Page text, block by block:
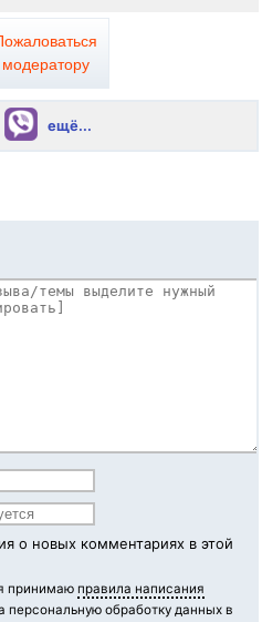
модератору
ещё...
о новых комментариях в этой
принимаю правила написания
персональную обработку данных в